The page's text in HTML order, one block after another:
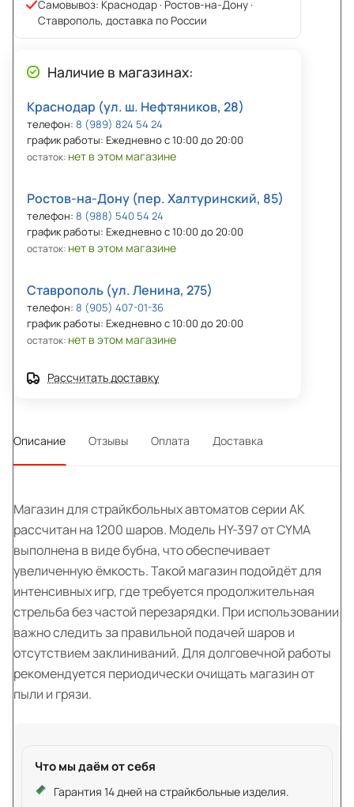
Самовывоз: Краснодар · Ростов-на-Дону ·
Ставрополь, доставка по России
Наличие в магазинах:
Краснодар (ул. ш. Нефтяников, 28)
телефон: 8 (989) 824 54 24
график работы: Ежедневно с 10:00 до 20:00
остаток: нет в этом магазине
Ростов-на-Дону (пер. Халтуринский, 85)
телефон: 8 (988) 540 54 24
график работы: Ежедневно с 10:00 до 20:00
остаток: нет в этом магазине
Ставрополь (ул. Ленина, 275)
телефон: 8 (905) 407-01-36
график работы: Ежедневно с 10:00 до 20:00
остаток: нет в этом магазине
Рассчитать доставку
Описание Отзывы Оплата Доставка
Магазин для страйкбольных автоматов серии АК
рассчитан на 1200 шаров. Модель HY-397 от CYMA
выполнена в виде бубна, что обеспечивает
увеличенную ёмкость. Такой магазин подойдёт для
интенсивных игр, где требуется продолжительная
стрельба без частой перезарядки. При использовании
важно следить за правильной подачей шаров и
отсутствием заклиниваний. Для долговечной работы
рекомендуется периодически очищать магазин от
пыли и грязи.
Что мы даём от себя
Гарантия 14 дней на страйкбольные изделия.